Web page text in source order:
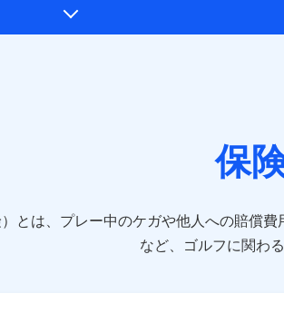
保
とは、プレー中のケガや他人への賠償
など、ゴルフに関わ